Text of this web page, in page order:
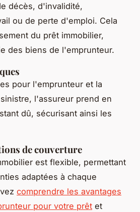
décès, d'invalidité,
ou de perte d'emploi. Cela
du prêt immobilier,
des biens de l'emprunteur.
pour l'emprunteur et la
l'assureur prend en
dû, sécurisant ainsi les
de couverture
est flexible, permettant
adaptées à chaque
comprendre les avantages
pour votre prêt et